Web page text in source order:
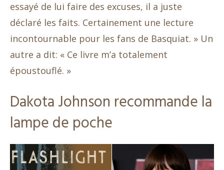
essayé de lui faire des excuses, il a juste
déclaré les faits. Certainement une lecture
incontournable pour les fans de Basquiat. » Un
autre a dit: « Ce livre m’a totalement
époustouflé. »
Dakota Johnson recommande la
lampe de poche